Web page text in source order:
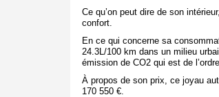
Ce qu’on peut dire de son
confort.
En ce qui concerne sa
24.3L/100 km dans un milieu
émission de CO2 qui est de
À propos de son prix, ce joyau
170 550 €.